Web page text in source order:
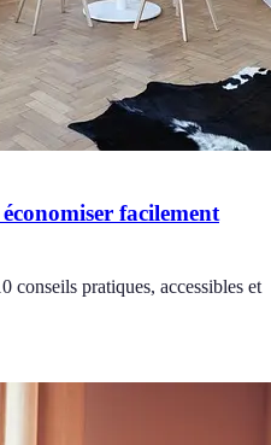
facilement
conseils pratiques, accessibles et